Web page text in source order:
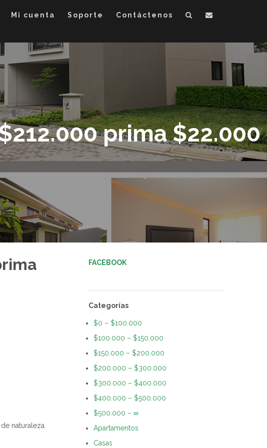
Mi cuenta Soporte Contáctenos
prima $22.000
naturaleza.
FACEBOOK
Categorías
$0 – $100.000
$100.000 – $150.000
$150.000 – $200.000
$200.000 – $300.000
$300.000 – $400.000
$400.000 – $500.000
$500.000 – ∞
Apartamentos
Casas